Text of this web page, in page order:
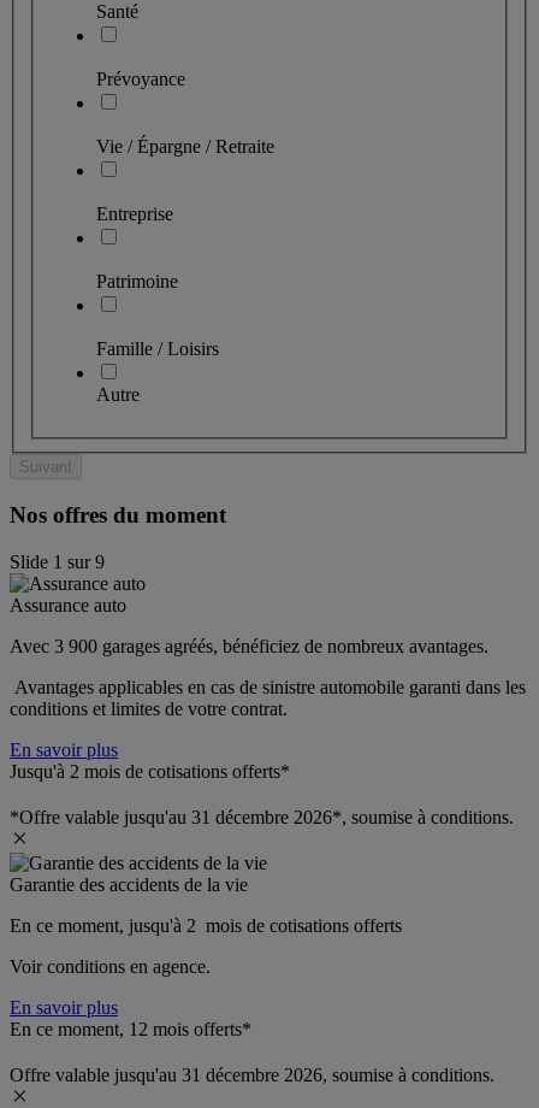
Santé
Prévoyance
Vie / Épargne / Retraite
Entreprise
Patrimoine
Famille / Loisirs
Autre
Suivant
Nos offres du moment
Slide 1 sur9
Assurance auto
Avec 3 900 garages agréés, bénéficiez de nombreux avantages.
Avantages applicables en cas de sinistre automobile garanti dans les
conditions et limites de votre contrat.
En savoir plus
Jusqu'à 2 mois de cotisations offerts*
*Offre valable jusqu'au 31 décembre 2026*, soumise à conditions.
Garantie des accidents de la vie
En ce moment, jusqu'à 2  mois de cotisations offerts
Voir conditions en agence.
En savoir plus
En ce moment, 12 mois offerts*
Offre valable jusqu'au 31 décembre 2026, soumise à conditions.